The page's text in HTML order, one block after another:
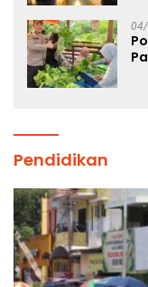
Pendidikan